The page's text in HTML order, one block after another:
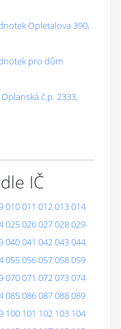
Opletalova 390,
pro dům
č.p. 2333,
IČ
010011 012013014
025026027028029
040041 042043044
055056057058059
070071 072073074
085086087088089
100 101 102 103 104